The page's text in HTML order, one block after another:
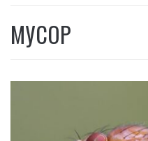
МУСОР